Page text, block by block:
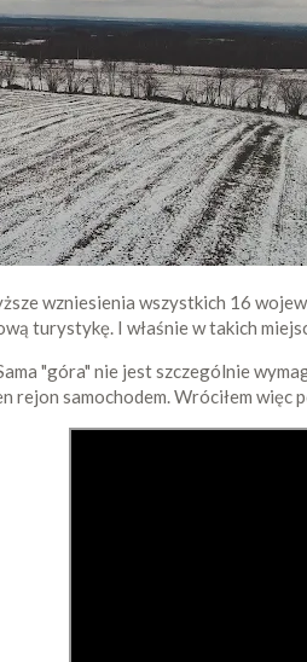
wzniesienia wszystkich 16
turystykę. I właśnie w takich
"góra" nie jest szczególnie
rejon samochodem. Wróciłem więc